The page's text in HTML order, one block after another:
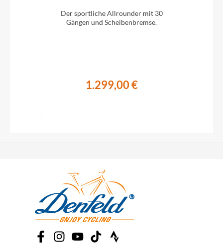
Der sportliche Allrounder mit 30
Gängen und Scheibenbremse.
1.299,00 €